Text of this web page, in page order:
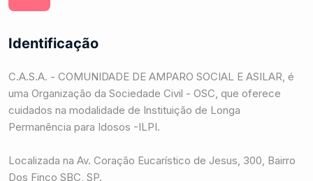
Identificação
C.A.S.A. - COMUNIDADE DE AMPARO SOCIAL E ASILAR, é
uma Organização da Sociedade Civil - OSC, que oferece
cuidados na modalidade de Instituição de Longa
Permanência para Idosos -ILPI.
Localizada na Av. Coração Eucarístico de Jesus, 300, Bairro
Dos Finco SBC, SP.